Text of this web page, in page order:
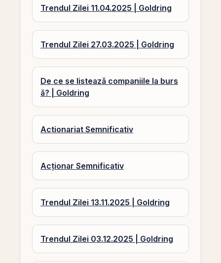
Trendul Zilei 11.04.2025 | Goldring
Trendul Zilei 27.03.2025 | Goldring
De ce se listează companiile la burs
ă? | Goldring
Actionariat Semnificativ
Acționar Semnificativ
Trendul Zilei 13.11.2025 | Goldring
Trendul Zilei 03.12.2025 | Goldring